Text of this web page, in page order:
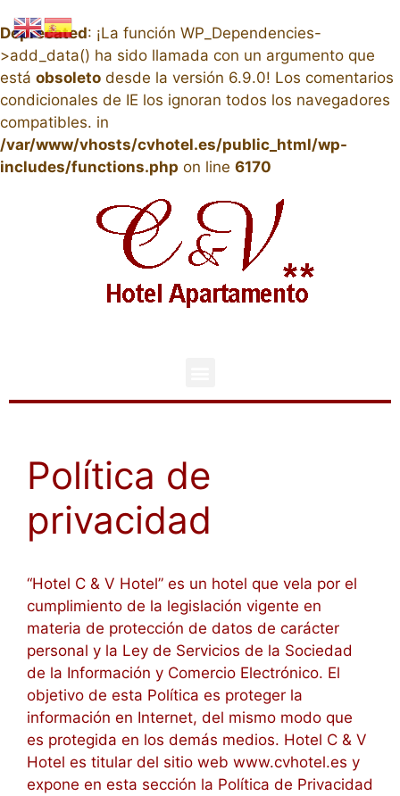
Deprecated: ¡La función WP_Dependencies-
>add_data() ha sido llamada con un argumento que
está obsoleto desde la versión 6.9.0! Los comentarios
condicionales de IE los ignoran todos los navegadores
compatibles. in
/var/www/vhosts/cvhotel.es/public_html/wp-
includes/functions.php on line 6170
Política de
privacidad
“Hotel C & V Hotel” es un hotel que vela por el
cumplimiento de la legislación vigente en
materia de protección de datos de carácter
personal y la Ley de Servicios de la Sociedad
de la Información y Comercio Electrónico. El
objetivo de esta Política es proteger la
información en Internet, del mismo modo que
es protegida en los demás medios. Hotel C & V
Hotel es titular del sitio web www.cvhotel.es y
expone en esta sección la Política de Privacidad